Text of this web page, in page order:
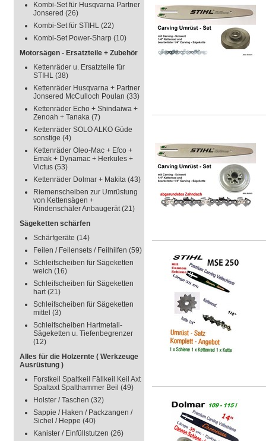
Kombi-Set für Husqvarna Partner
Jonsered (26)
Kombi-Set für STIHL (22)
Kombi-Set Power-Sharp (10)
Motorsägen - Ersatzteile + Zubehör
Kettenräder u. Ersatzteile für
STIHL (38)
Kettenräder Husqvarna + Partner
Jonsered McCulloch Poulan (33)
Kettenräder Echo + Shindaiwa +
Zenoah + Tanaka (7)
Kettenräder SOLO ALKO Güde
sonstige (4)
Kettenräder Oleo-Mac + Efco +
Emak + Dynamac + Herkules +
Victus (53)
Kettenräder Dolmar + Makita (43)
Riemenscheiben zur Umrüstung
von Kettensägen +
Rindenschäler Anbaugerät(21)
Sägeketten schärfen
Schärfgeräte (14)
Feilen / Feilensets / Feilhilfen (59)
Schleifscheiben für Sägeketten
weich (16)
Schleifscheiben für Sägeketten
hart(21)
Schleifscheiben für Sägeketten
mittel (3)
Schleifscheiben Hartmetall-
Sägeketten u. Tiefenbegrenzer
(12)
Alles für die Holzernte ( Werkzeuge
Ausrüstung )
Forstkeil Spaltkeil Fällkeil Keil Axt
Spaltaxt Spalthammer Beil (49)
Holster / Taschen (32)
Sappie / Haken / Packzangen /
Sichel / Heppe (40)
Kanister / Einfüllstutzen (26)